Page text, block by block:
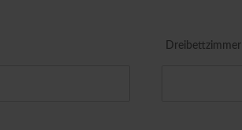
Dreibettzimmer